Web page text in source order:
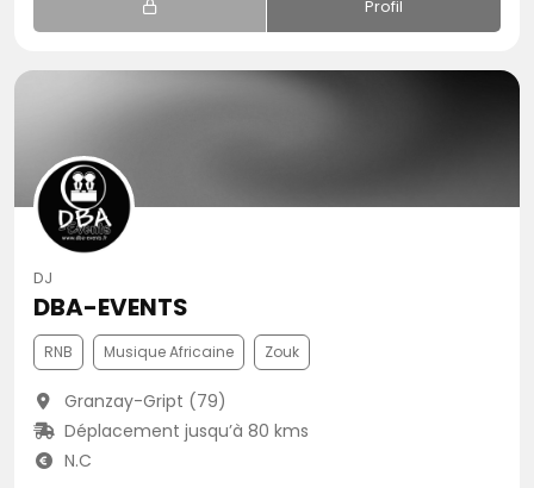
Profil
DJ
DBA-EVENTS
RNB Musique Africaine Zouk
Granzay-Gript (79)
Déplacement jusqu’à 80 kms
N.C